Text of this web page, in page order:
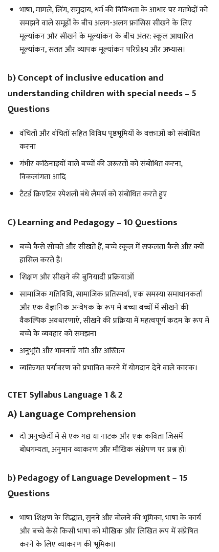
भाषा, मामले, लिंग, समुदाय, धर्म की विविधता के आधार पर मतभेदों को
समझने वाले समूहों के बीच अलग-अलग फ्रांसिस सीखने के लिए
मूल्यांकन और सीखने के मूल्यांकन के बीच अंतर: स्कूल आधारित
मूल्यांकन, सतत और व्यापक मूल्यांकन परिप्रेक्ष्य और अभ्यास।
b) Concept of inclusive education and
understanding children with special needs – 5
Questions
वंचितों और वंचितों सहित विविध पृष्ठभूमियों के वक्ताओं को संबोधित
करना
गंभीर कठिनाइयों वाले बच्चों की जरूरतों को संबोधित करना,
विकलांगता आदि
टैटर्ड क्रिएटिव स्पेशली बंधे लैमर्स को संबोधित करते हुए
C) Learning and Pedagogy – 10 Questions
बच्चे कैसे सोचते और सीखते हैं, बच्चे स्कूल में सफलता कैसे और क्यों
हासिल करते हैं।
शिक्षण और सीखने की बुनियादी प्रक्रियाओं
सामाजिक गतिविधि, सामाजिक प्रतिस्पर्धा, एक समस्या समाधानकर्ता
और एक वैज्ञानिक अन्वेषक के रूप में बच्चा बच्चों में सीखने की
वैकल्पिक अवधारणाएँ, सीखने की प्रक्रिया में महत्वपूर्ण कदम के रूप में
बच्चे के व्यवहार को समझना
अनुभूति और भावनाएँ गति और अस्तित्व
व्यक्तिगत पर्यावरण को प्रभावित करने में योगदान देने वाले कारक।
CTET Syllabus Language 1 & 2
A) Language Comprehension
दो अनुच्छेदों में से एक गद्य या नाटक और एक कविता जिसमें
बोधगम्यता, अनुमान व्याकरण और मौखिक संक्षेपण पर प्रश्न हों।
b) Pedagogy of Language Development – 15
Questions
भाषा शिक्षण के सिद्धांत, सुनने और बोलने की भूमिका, भाषा के कार्य
और बच्चे कैसे किसी भाषा को मौखिक और लिखित रूप में संप्रेषित
करने के लिए व्याकरण की भूमिका।